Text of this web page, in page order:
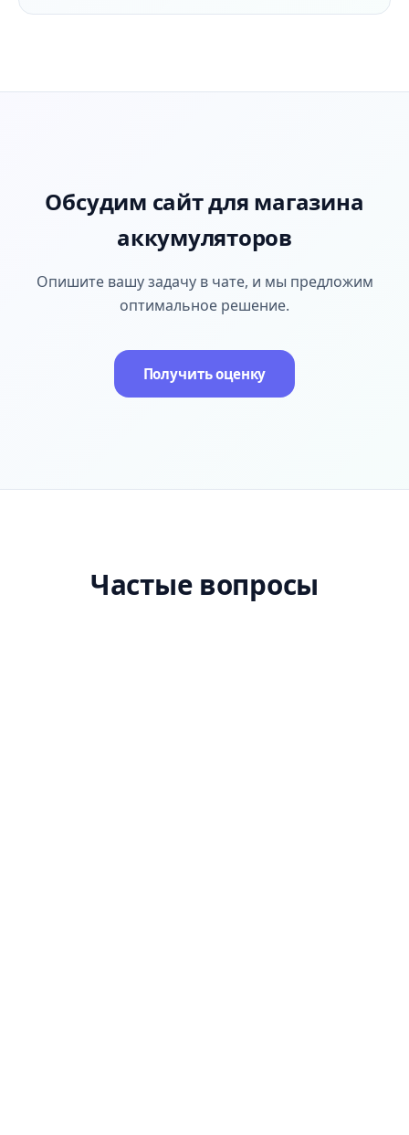
Обсудим сайт для магазина
аккумуляторов
Опишите вашу задачу в чате, и мы предложим
оптимальное решение.
Получить оценку
Частые вопросы